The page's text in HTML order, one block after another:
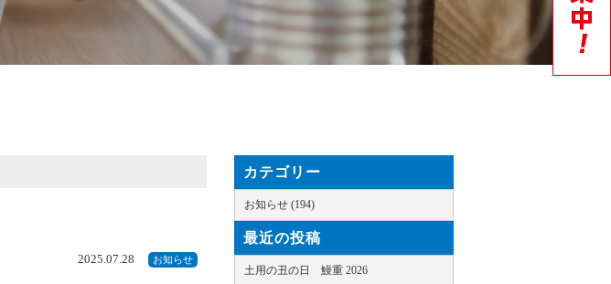
2025.07.28 お知らせ
カテゴリー
お知らせ (194)
最近の投稿
土用の丑の日 鰻重 2026